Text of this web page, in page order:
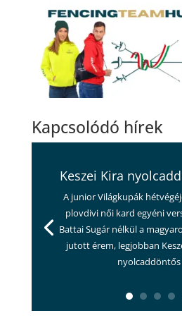
Kapcsolódó hírek
Keszei Kira
A junior Világkupák
plovdivi női kard egyéni
Battai Sugár nélkül a
jutott érem, legjobban